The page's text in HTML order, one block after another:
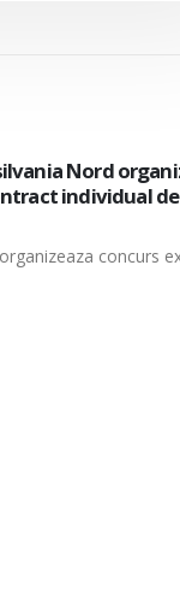
concurs intern/
de
extern pentru